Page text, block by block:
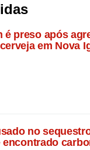
é preso após
em Nova
no
encontrado